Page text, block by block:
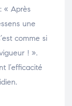
« Après
une
comme si
! ».
l’efficacité